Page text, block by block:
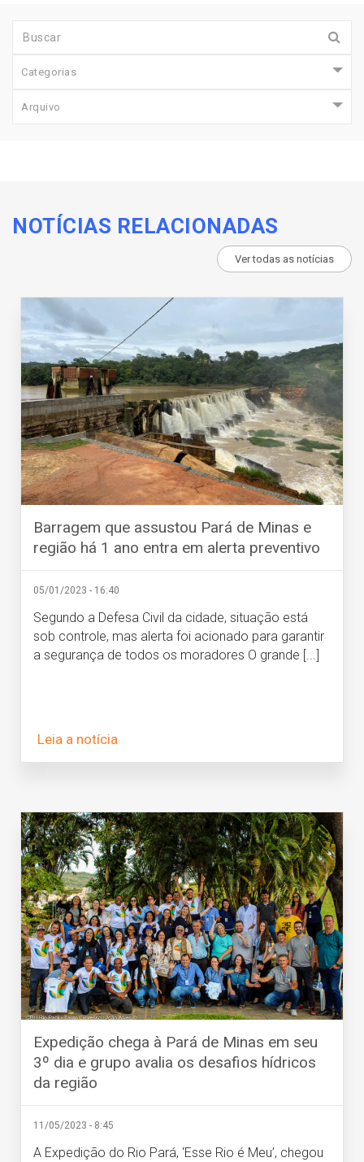
Categorias
Arquivo
NOTÍCIAS RELACIONADAS
Ver todas as notícias
Barragem que assustou Pará de Minas e
região há 1 ano entra em alerta preventivo
05/01/2023 - 16:40
Segundo a Defesa Civil da cidade, situação está
sob controle, mas alerta foi acionado para garantir
a segurança de todos os moradores O grande [...]
Leia a notícia
Expedição chega à Pará de Minas em seu
3º dia e grupo avalia os desafios hídricos
da região
11/05/2023 - 8:45
A Expedição do Rio Pará, ‘Esse Rio é Meu’, chegou